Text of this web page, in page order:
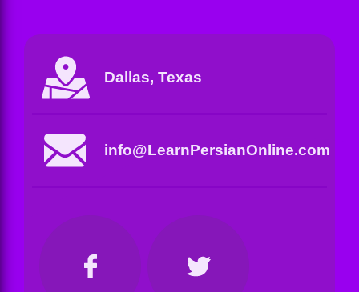
Dallas, Texas
info@LearnPersianOnline.com